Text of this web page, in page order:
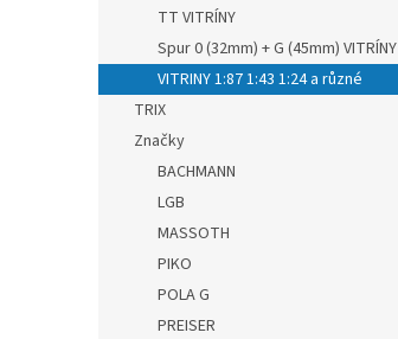
TT VITRÍNY
Spur 0 (32mm) + G (45mm) VITRÍNY
VITRINY 1:87 1:43 1:24 a různé
TRIX
Značky
BACHMANN
LGB
MASSOTH
PIKO
POLA G
PREISER